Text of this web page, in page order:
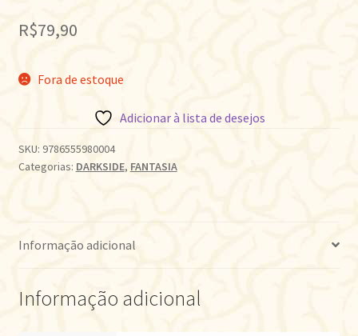
R$79,90
Fora de estoque
Adicionar à lista de desejos
SKU: 9786555980004
Categorias: DARKSIDE, FANTASIA
Informação adicional
Informação adicional